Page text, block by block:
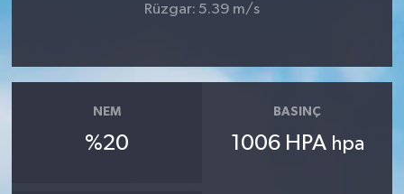
Rüzgar: 5.39 m/s
NEM
%20
BASINÇ
1006 HPA hpa
Sosyal medya